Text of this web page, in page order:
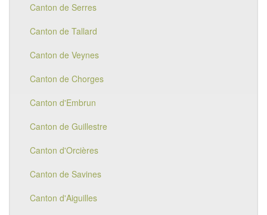
Canton de Serres
Canton de Tallard
Canton de Veynes
Canton de Chorges
Canton d'Embrun
Canton de Guillestre
Canton d'Orcières
Canton de Savines
Canton d'Aiguilles